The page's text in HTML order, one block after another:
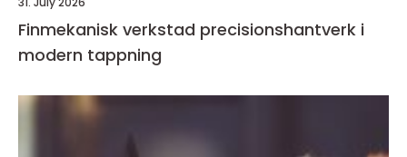
Finmekanisk verkstad precisionshantverk i
modern tappning